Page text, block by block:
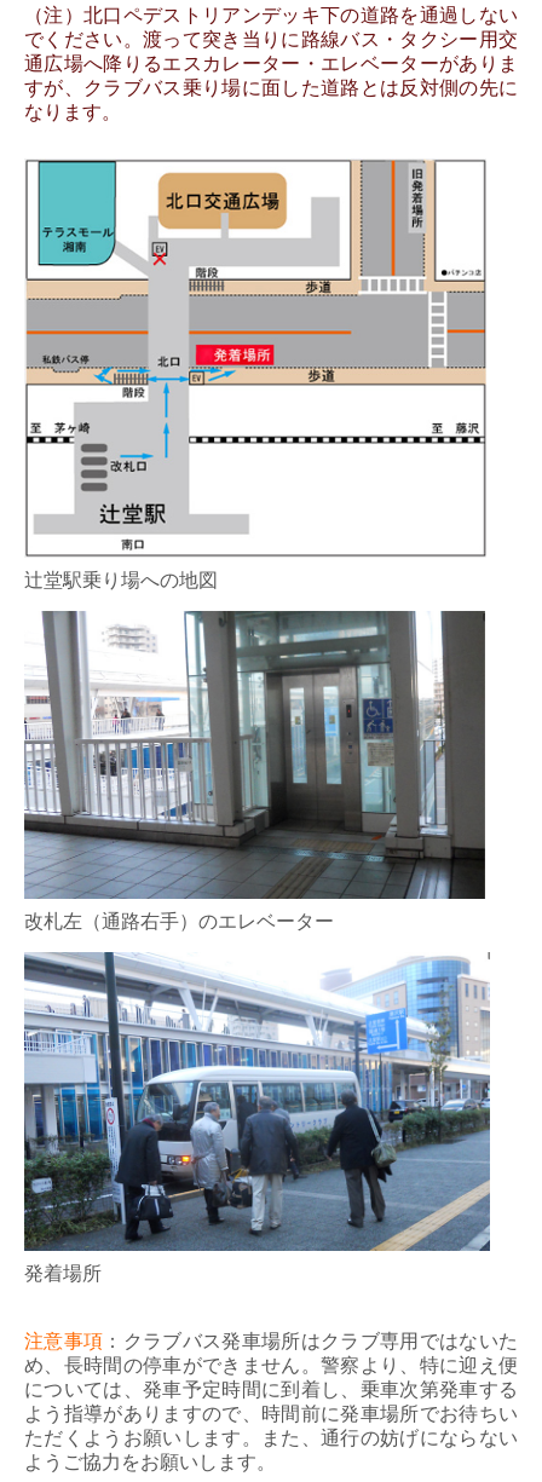
（注）北口ペデストリアンデッキ下の道路を通過しない
でください。渡って突き当りに路線バス・タクシー用交
通広場へ降りるエスカレーター・エレベーターがありま
すが、クラブバス乗り場に面した道路とは反対側の先に
なります。
辻堂駅乗り場への地図
改札左（通路右手）のエレベーター
発着場所
注意事項 ：クラブバス発車場所はクラブ専用ではないた
め、長時間の停車ができません。警察より、特に迎え便
については、発車予定時間に到着し、乗車次第発車する
よう指導がありますので、時間前に発車場所でお待ちい
ただくようお願いします。また、通行の妨げにならない
ようご協力をお願いします。